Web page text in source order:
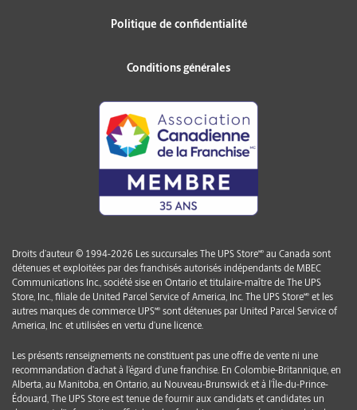
Politique de confidentialité
Conditions générales
Droits d’auteur © 1994-2026 Les succursales The UPS Store🅫 au Canada sont
détenues et exploitées par des franchisés autorisés indépendants de MBEC
Communications Inc., société sise en Ontario et titulaire-maître de The UPS
Store, Inc., filiale de United Parcel Service of America, Inc. The UPS Store🅫 et les
autres marques de commerce UPS🅫 sont détenues par United Parcel Service of
America, Inc. et utilisées en vertu d’une licence.
Les présents renseignements ne constituent pas une offre de vente ni une
recommandation d’achat à l’égard d’une franchise. En Colombie-Britannique, en
Alberta, au Manitoba, en Ontario, au Nouveau-Brunswick et à l’Île-du-Prince-
Édouard, The UPS Store est tenue de fournir aux candidats et candidates un